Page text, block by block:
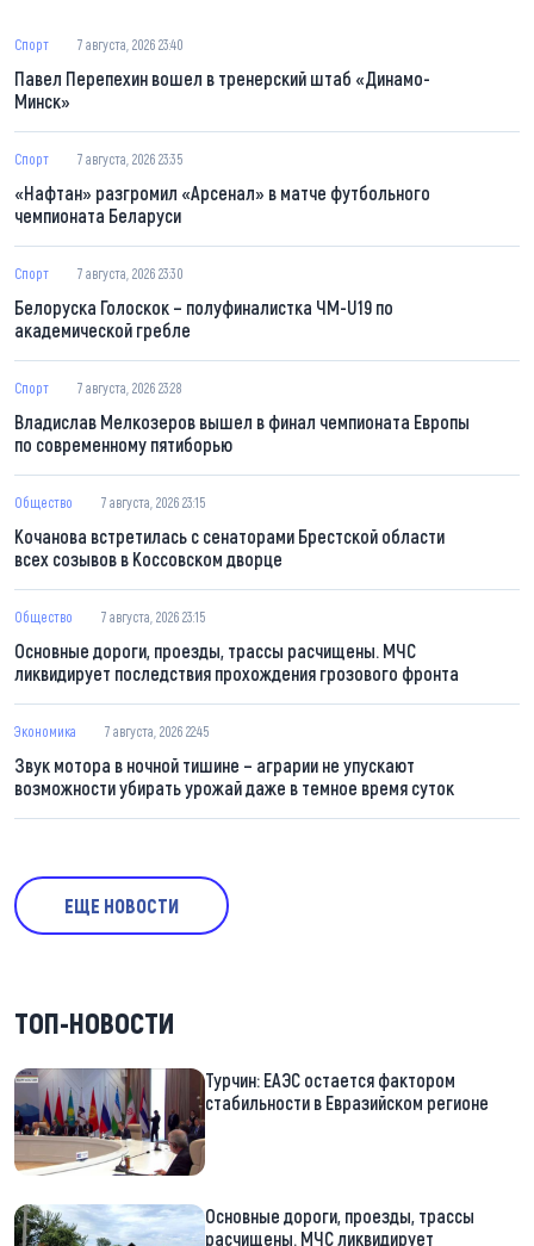
Спорт 7 августа, 2026 23:40
Павел Перепехин вошел в тренерский штаб «Динамо-
Минск»
Спорт 7 августа, 2026 23:35
«Нафтан» разгромил «Арсенал» в матче футбольного
чемпионата Беларуси
Спорт 7 августа, 2026 23:30
Белоруска Голоскок – полуфиналистка ЧМ-U19 по
академической гребле
Спорт 7 августа, 2026 23:28
Владислав Мелкозеров вышел в финал чемпионата Европы
по современному пятиборью
Общество 7 августа, 2026 23:15
Кочанова встретилась с сенаторами Брестской области
всех созывов в Коссовском дворце
Общество 7 августа, 2026 23:15
Основные дороги, проезды, трассы расчищены. МЧС
ликвидирует последствия прохождения грозового фронта
Экономика 7 августа, 2026 22:45
Звук мотора в ночной тишине – аграрии не упускают
возможности убирать урожай даже в темное время суток
ЕЩЕ НОВОСТИ
ТОП-НОВОСТИ
Турчин: ЕАЭС остается фактором
стабильности в Евразийском регионе
Основные дороги, проезды, трассы
расчищены. МЧС ликвидирует